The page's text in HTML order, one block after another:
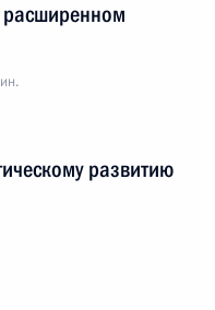
развитию